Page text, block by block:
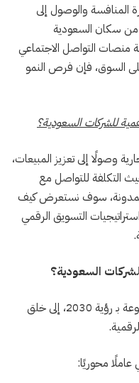
المنافسة والوصول إلى
مع وجود أكثر من 75% من سكان السعودية
التواصل الاجتماعي
السوق، فإن فرص النمو
للشركات السعودية؟
وصولًا إلى تعزيز المبيعات،
التكلفة للتواصل مع
سوف نستعرض كيف
التسويق الرقمي
السعودية؟
أدت التحولات الرقمية في السعودية، مدفوعة بـ رؤية 2030، إلى خلق
محوريًا: